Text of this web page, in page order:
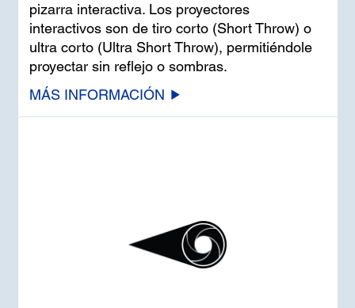
pizarra interactiva. Los proyectores
interactivos son de tiro corto (Short Throw) o
ultra corto (Ultra Short Throw), permitiéndole
proyectar sin reflejo o sombras.
MÁS INFORMACIÓN